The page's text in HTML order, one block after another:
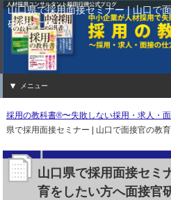
山口県で採用面接セミナー | 山口で
研修のご案内
メニュー
採用の教科書®〜失敗しない採用・求人・
県で採用面接セミナー | 山口で面接官の教
山口県で採用面接セミ
育をしたい方へ面接官